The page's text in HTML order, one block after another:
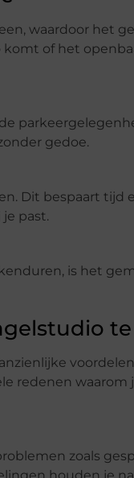
waardoor het
of het
gedoe.
Dit bespaart tijd
past.
is het
redenen waarom
zoals